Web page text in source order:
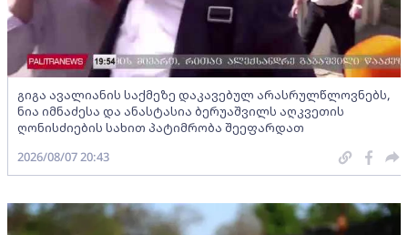
გიგა ავალიანის საქმეზე დაკავებულ არასრულწლოვნებს,
ნია იმნაძესა და ანასტასია ბერუაშვილს აღკვეთის
ღონისძიების სახით პატიმრობა შეეფარდათ
2026/08/07 20:43